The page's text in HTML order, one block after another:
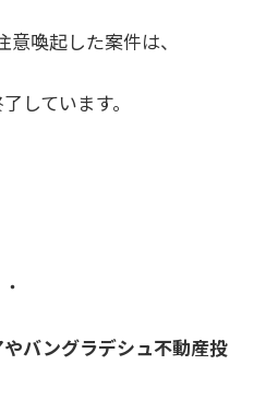
喚起した案件は、
しています。
バングラデシュ不動産投